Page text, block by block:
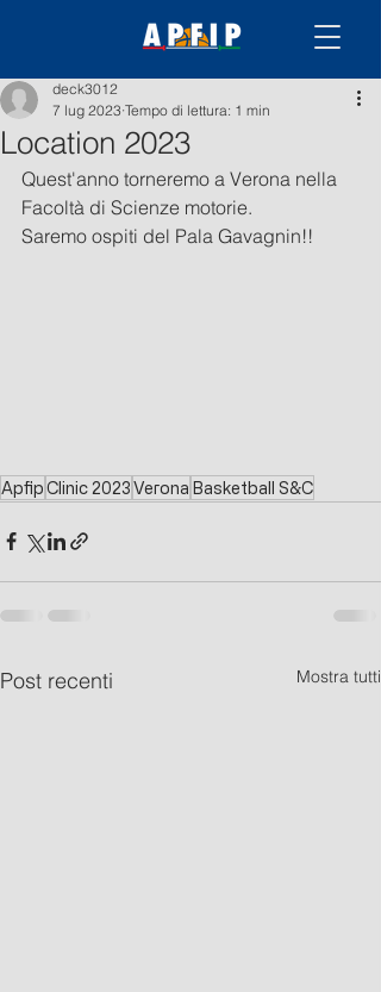
Location 2023
deck3012
7 lug 2023 Tempo di lettura: 1 min
Quest'anno torneremo a Verona nella
Facoltà di Scienze motorie.
Saremo ospiti del Pala Gavagnin!!
Apfip Clinic 2023 Verona Basketball S&C
Post recenti Mostra tutti